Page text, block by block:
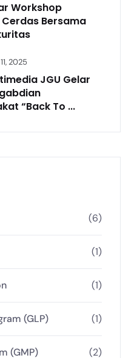
Workshop
Bersama
2025
JGU Gelar
“Back To ...
(6)
(1)
(1)
(GLP) (1)
(GMP) (2)